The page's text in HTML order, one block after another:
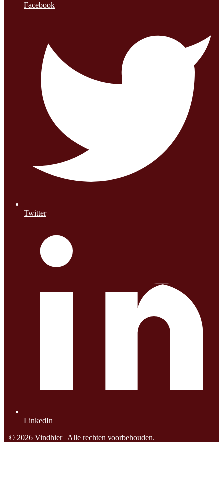
Facebook
Twitter
LinkedIn
© 2026 Vindhier
Alle rechten voorbehouden.